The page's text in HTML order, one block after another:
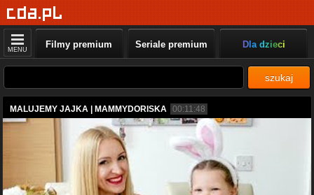
MENU Filmy premium Seriale premium Dla dzieci
szukaj
MALUJEMY JAJKA | MAMMYDORISKA 00:11:48